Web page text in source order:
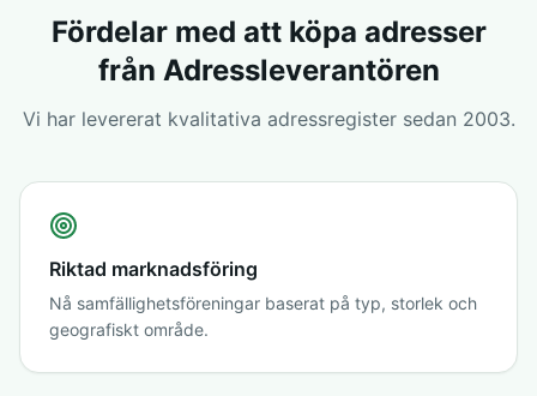
Fördelar med att köpa adresser
från Adressleverantören
Vi har levererat kvalitativa adressregister sedan 2003.
Riktad marknadsföring
Nå samfällighetsföreningar baserat på typ, storlek och
geografiskt område.